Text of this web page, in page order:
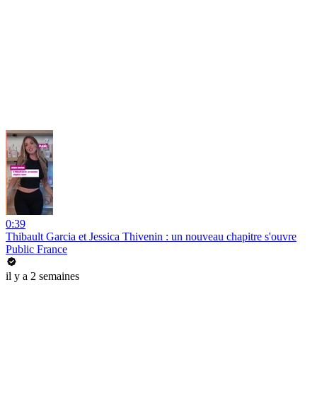
0:39
Thibault Garcia et Jessica Thivenin : un nouveau chapitre s'ouvre
Public France
il y a 2 semaines